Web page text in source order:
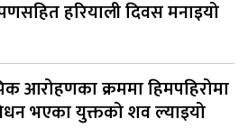
हरियाली दिवस मनाइयो
आरोहणका क्रममा हिमपहिरोमा
भएका युक्तको शव ल्याइयो